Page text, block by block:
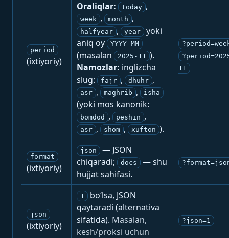
period
(ixtiyoriy)
Oraliqlar:
today ,
week , month ,
halfyear , year
yoki
aniq oy
YYYY-MM
(masalan 2025-11 ).
Namozlar: inglizcha
slug:
fajr , dhuhr ,
asr , maghrib , isha
(yoki mos kanonik:
bomdod , peshin ,
asr , shom , xufton ).
11
format
(ixtiyoriy)
json
— JSON
chiqaradi;
docs
— shu
hujjat sahifasi.
json
(ixtiyoriy)
1
bo‘lsa, JSON
qaytaradi (alternativa
sifatida). Masalan,
kesh/proksi uchun
?json=1